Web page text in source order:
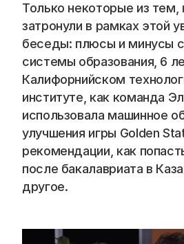
Blog
Careers
Docs
About
Только некоторые из тем,
затронули в рамках этой
беседы: плюсы и минусы
системы образования, 6
Калифорнийском
институте, как команда
использовала машинное
улучшения игры Golden
рекомендации, как
после бакалавриата в
другое.